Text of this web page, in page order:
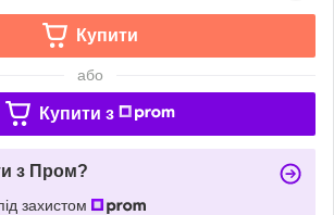
Купити
або
Купити з
з Пром?
захистом